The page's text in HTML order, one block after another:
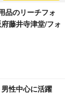
品のリーチフォ
藤井寺津堂/フォ
性中心に活躍